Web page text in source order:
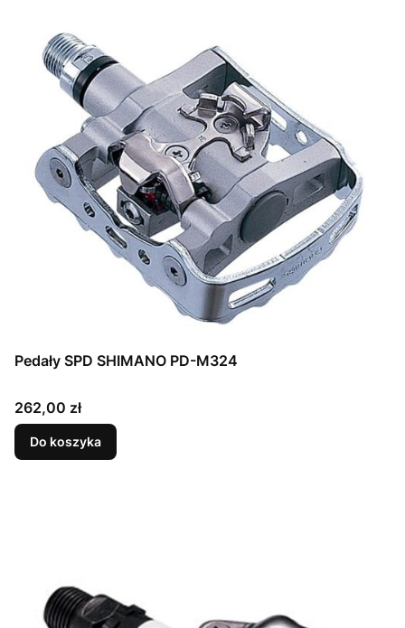
Pedały SPD SHIMANO PD-M324
Cena
262,00 zł
Do koszyka